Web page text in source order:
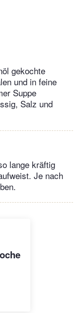
gekochte
und in feine
Suppe
Salz und
lange kräftig
Je nach